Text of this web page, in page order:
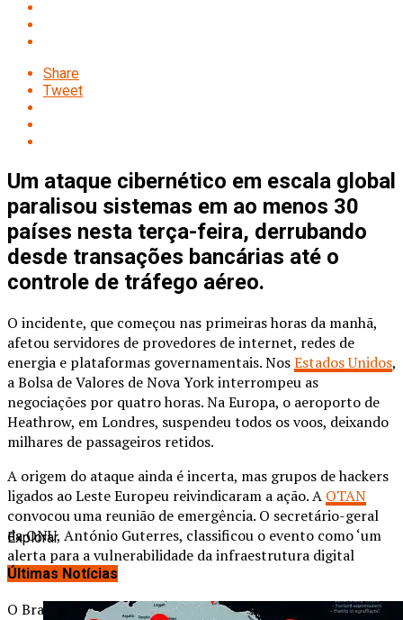
Share
Tweet
Um ataque cibernético em escala global
paralisou sistemas em ao menos 30
países nesta terça-feira, derrubando
desde transações bancárias até o
controle de tráfego aéreo.
O incidente, que começou nas primeiras horas da manhã,
afetou servidores de provedores de internet, redes de
energia e plataformas governamentais. NosEstados Unidos,
a Bolsa de Valores de Nova York interrompeu as
negociações por quatro horas. Na Europa, o aeroporto de
Heathrow, em Londres, suspendeu todos os voos, deixando
milhares de passageiros retidos.
A origem do ataque ainda é incerta, mas grupos de hackers
ligados ao Leste Europeu reivindicaram a ação. A OTAN
convocou uma reunião de emergência. O secretário-geral
da ONU, António Guterres, classificou o evento como ‘um
alerta para a vulnerabilidade da infraestrutura digital
mundial’.
O Brasil sofreu impactos em sistemas bancários e no portal
Explorar
Últimas Notícias